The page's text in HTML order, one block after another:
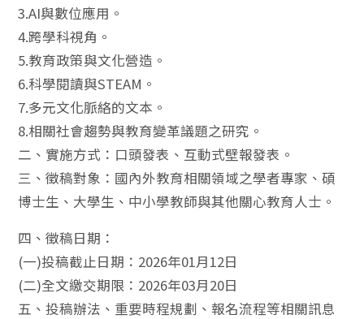
3.AI與數位應用。
4.跨學科視角。
5.教育政策與文化營造。
6.科學閱讀與STEAM。
7.多元文化脈絡的文本。
8.相關社會趨勢與教育變革議題之研究。
二、實施方式：口頭發表、互動式壁報發表。
三、徵稿對象：國內外教育相關領域之學者專家、碩
博士生、大學生、中小學教師與其他關心教育人士。
四、徵稿日期：
(一)投稿截止日期：2026年01月12日
(二)全文繳交期限：2026年03月20日
五、投稿辦法、重要時程規劃、報名流程等相關訊息